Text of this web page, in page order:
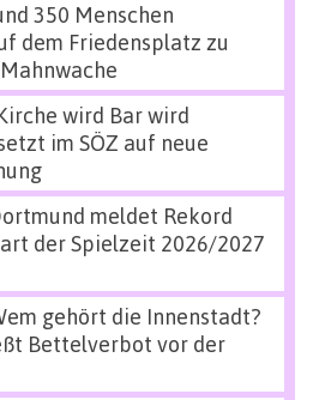
350 Menschen
dem Friedensplatz zu
wird Bar wird
im SÖZ auf neue
meldet Rekord
der Spielzeit 2026/2027
gehört die Innenstadt?
Bettelverbot vor der